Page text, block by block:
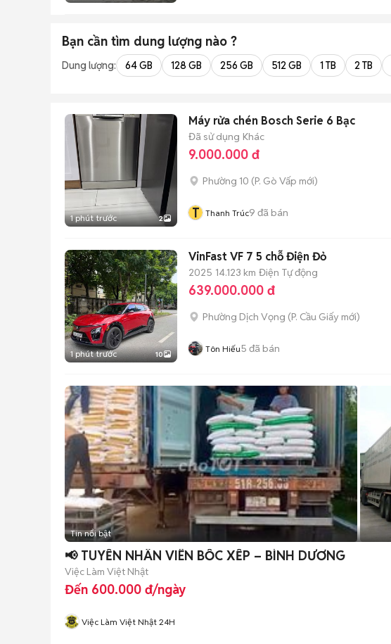
Bạn cần tìm dung lượng nào ?
Dung lượng: 64 GB 128 GB 256 GB 512 GB 1 TB 2 TB
1 phút trước 2
Máy rửa chén Bosch Serie 6 Bạc
Đã sử dụng Khác
9.000.000 đ
Phường 10 (P. Gò Vấp mới)
T Thanh Trúc9 đã bán
1 phút trước 10
VinFast VF 7 5 chỗ Điện Đỏ
2025 14.123 km Điện Tự động
639.000.000 đ
Phường Dịch Vọng (P. Cầu Giấy mới)
Tôn Hiếu5 đã bán
Tin nổi bật
📢 TUYỂN NHÂN VIÊN BỐC XẾP – BÌNH DƯƠNG
Việc Làm Việt Nhật
Đến 600.000 đ/ngày
Việc Làm Việt Nhật 24H